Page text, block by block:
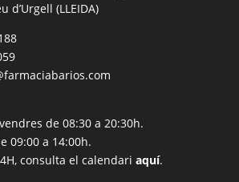
d’Urgell (LLEIDA)
de 08:30 a 20:30h.
09:00 a 14:00h.
consulta el calendariaquí.